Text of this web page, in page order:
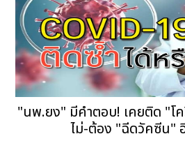
"นพ.ยง" มีคำตอบ! เคยติด "โ
ไม่-ต้อง "ฉีดวัคซีน"